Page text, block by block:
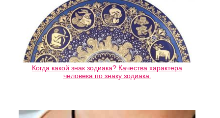
Когда какой знак зодиака? Качества характера
человека по знаку зодиака.